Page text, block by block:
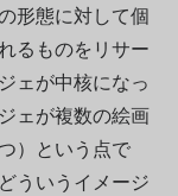
形態に対して個
るものをリサー
ェが中核になっ
ェが複数の絵画
）という点で
ういうイメージ